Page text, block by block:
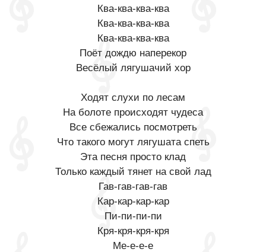
Ква-ква-ква-ква
Ква-ква-ква-ква
Ква-ква-ква-ква
Поёт дождю наперекор
Весёлый лягушачий хор
Ходят слухи по лесам
На болоте происходят чудеса
Все сбежались посмотреть
Что такого могут лягушата спеть
Эта песня просто клад
Только каждый тянет на свой лад
Гав-гав-гав-гав
Кар-кар-кар-кар
Пи-пи-пи-пи
Кря-кря-кря-кря
Ме-е-е-е